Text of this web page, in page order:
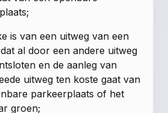
is van een uitweg van een
al door een andere uitweg
en de aanleg van
uitweg ten koste gaat van
parkeerplaats of het
groen;